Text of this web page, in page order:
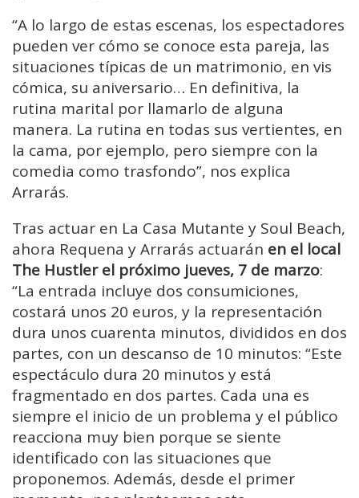
“A lo largo de estas escenas, los espectadores
pueden ver cómo se conoce esta pareja, las
situaciones típicas de un matrimonio, en vis
cómica, su aniversario… En definitiva, la
rutina marital por llamarlo de alguna
manera. La rutina en todas sus vertientes, en
la cama, por ejemplo, pero siempre con la
comedia como trasfondo”, nos explica
Arrarás.
Tras actuar en La Casa Mutante y Soul Beach,
ahora Requena y Arrarás actuarán en el local
The Hustler el próximo jueves, 7 de marzo:
“La entrada incluye dos consumiciones,
costará unos 20 euros, y la representación
dura unos cuarenta minutos, divididos en dos
partes, con un descanso de 10 minutos: “Este
espectáculo dura 20 minutos y está
fragmentado en dos partes. Cada una es
siempre el inicio de un problema y el público
reacciona muy bien porque se siente
identificado con las situaciones que
proponemos. Además, desde el primer